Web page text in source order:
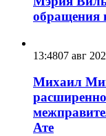
обращения
13:4807 авг
Михаил
Ате